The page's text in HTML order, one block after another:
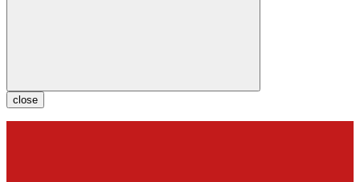
close